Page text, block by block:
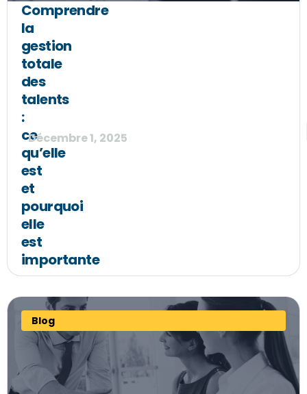
Comprendre
la
gestion
totale
des
talents
:
ce
qu’elle
est
et
pourquoi
elle
est
importante
Décembre 1, 2025
Blog